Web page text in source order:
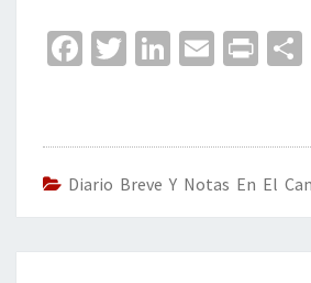
Fa
o
o
k
T
er
Li
dI
n
E
l
Pr
Diario Breve Y Notas En El